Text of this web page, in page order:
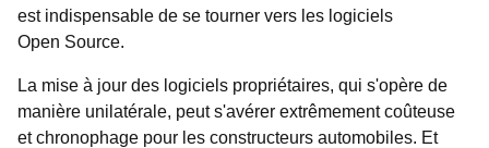
est indispensable de se tourner vers les logiciels
Open Source.
La mise à jour des logiciels propriétaires, qui s'opère de
manière unilatérale, peut s'avérer extrêmement coûteuse
et chronophage pour les constructeurs automobiles. Et